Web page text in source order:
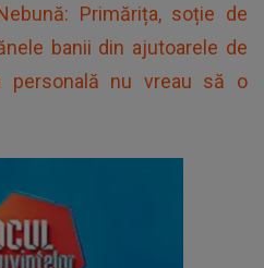
Primărița, soție de
banii din ajutoarele de
personală nu vreau să o